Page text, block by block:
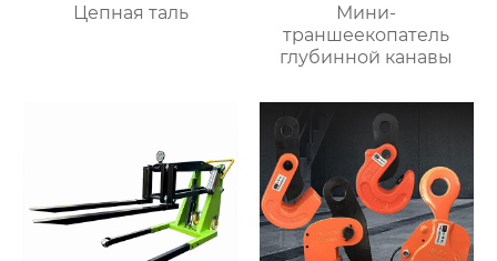
Цепная таль
Мини-
траншеекопатель
глубинной канавы